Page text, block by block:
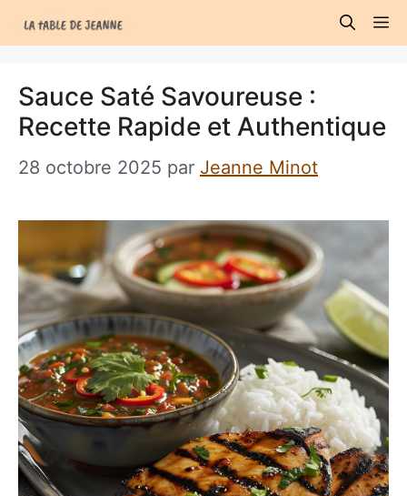
au
Sauce Saté Savoureuse :
Recette Rapide et Authentique
28 octobre 2025 par Jeanne Minot